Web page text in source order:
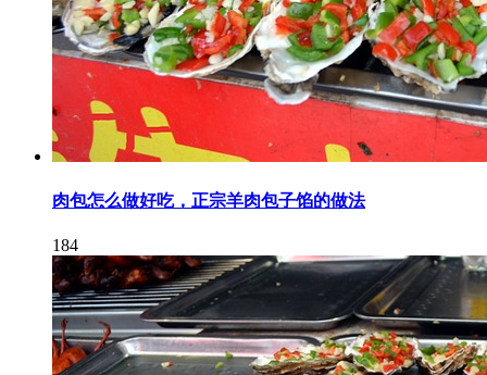
肉包怎么做好吃，正宗羊肉包子馅的做法
184